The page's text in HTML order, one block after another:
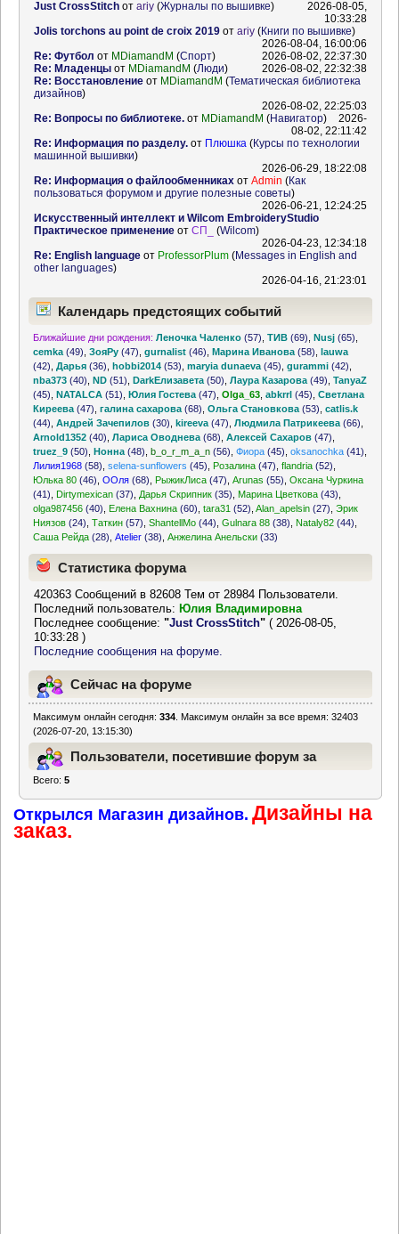
Just CrossStitchот ariy(Журналы по вышивке)
2026-08-05,
10:33:28
Jolis torchons au point de croix 2019от ariy(Книги по вышивке)
2026-08-04, 16:00:06
Re: Футбол от MDiamandM (Спорт)
2026-08-02, 22:37:30
Re: Младенцыот MDiamandM (Люди)
2026-08-02, 22:32:38
Re: Восстановлениеот MDiamandM (Тематическая библиотека
дизайнов)
2026-08-02, 22:25:03
Re: Вопросы по библиотеке.от MDiamandM (Навигатор)
2026-
08-02, 22:11:42
Re: Информация по разделу.от Плюшка (Курсы по технологии
машинной вышивки)
2026-06-29, 18:22:08
Re: Информация о файлообменникахот Admin (Как
пользоваться форумом и другие полезные советы)
2026-06-21, 12:24:25
Искусственный интеллект и Wilcom EmbroideryStudio
Практическое применениеот СП_ (Wilcom)
2026-04-23, 12:34:18
Re: English languageот ProfessorPlum(Messages in English and
other languages)
2026-04-16, 21:23:01
Календарь предстоящих событий
Ближайшие дни рождения: Леночка Чаленко (57) ,ТИВ (69) ,Nusj (65)
cemka (49) ,ЗояРу (47) ,gurnalist (46) ,Марина Иванова (58) ,lauwa
(42) ,Дарья (36) ,hobbi2014 (53) ,maryia dunaeva (45) ,gurammi (42)
nba373 (40) ,ND (51) ,DarkЕлизавета (50) ,Лаура Казарова (49) ,TanyaZ
(45) ,NATALCA (51) ,Юлия Гостева (47) ,Olga_63 ,abkrrl (45) ,Светлана
Киреева (47) ,галина сахарова (68) ,Ольга Становкова (53) ,catlis.k
(44) ,Андрей Зачепилов (30) ,kireeva (47) ,Людмила Патрикеева (66)
Arnold1352 (40) ,Лариса Оводнева (68) ,Алексей Сахаров (47)
truez_9 (50) ,Нонна (48) ,b_o_r_m_a_n (56) ,Фиора (45) ,oksanochka (41)
Лилия1968 (58) ,selena-sunflowers (45) Розалина (47) ,flandria (52)
Юлька 80 (46) ,ООля (68) РыжикЛиса (47) ,Arunas (55) ,Оксана Чуркина
(41)
Dirtymexican (37) Дарья Скрипник (35) Марина Цветкова (43)
olga987456 (40) Елена Вахнина (60) ,tara31 (52) ,Alan_apelsin (27) ,Эрик
Ниязов (24) ,Таткин (57) ,ShantellMo (44) ,Gulnara 88 (38) Nataly82 (44)
Саша Рейда (28) ,Atelier (38) ,Анжелина Анельски (33)
Статистика форума
420363 Сообщений в 82608 Тем от 28984 Пользователи.
Последний пользователь: Юлия Владимировна
Последнее сообщение:"Just CrossStitch" ( 2026-08-05,
10:33:28 )
Последние сообщения на форуме.
Сейчас на форуме
Максимум онлайн сегодня:334 . Максимум онлайн за все время: 32403
(2026-07-20, 13:15:30)
Пользователи, посетившие форум за
Всего:5
Открылся Магазин дизайнов. Дизайны на
заказ.